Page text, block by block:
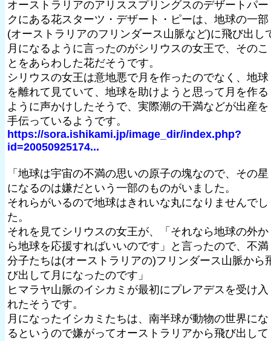
オーストラリアのアリススプリングスのデザートパー
クにある花スターツ・デザート・ピーは、地球の一部
(オーストラリアのフリンダース山脈など)に飛び出し
月になるように言ったのがシリウスの女王で、そのこ
とをあらわした花だそうです。
シリウスの女王は意地悪で月を作ったのでなく、地球
を離れて見ていて、地球を助けようと思って月を作る
ように声かけしたそうで、実際潮の干満などが出産を
手伝っているようです。
https://sora.ishikami.jp/image_dir/index.php?
id=20050925174...
「地球は宇宙の不満の思いの原子の塊なので、その星
になるのは嫌だという一部のものがいました。
それらがいるので地球はきれいな丸になりませんでし
た。
それを見てシリウスの女王が、「それなら地球の外か
ら地球を応援すればいいのです」と言ったので、不満
分子たちは(オーストラリアの)フリンダース山脈から
び出して月になったのです」
ヒマラヤ山脈のイシカミが最初にプレアデスを受け入
れたそうです。
月になったイシカミたちは、南半球が動物の世界にな
るというので嫌がってオーストラリアから飛び出して